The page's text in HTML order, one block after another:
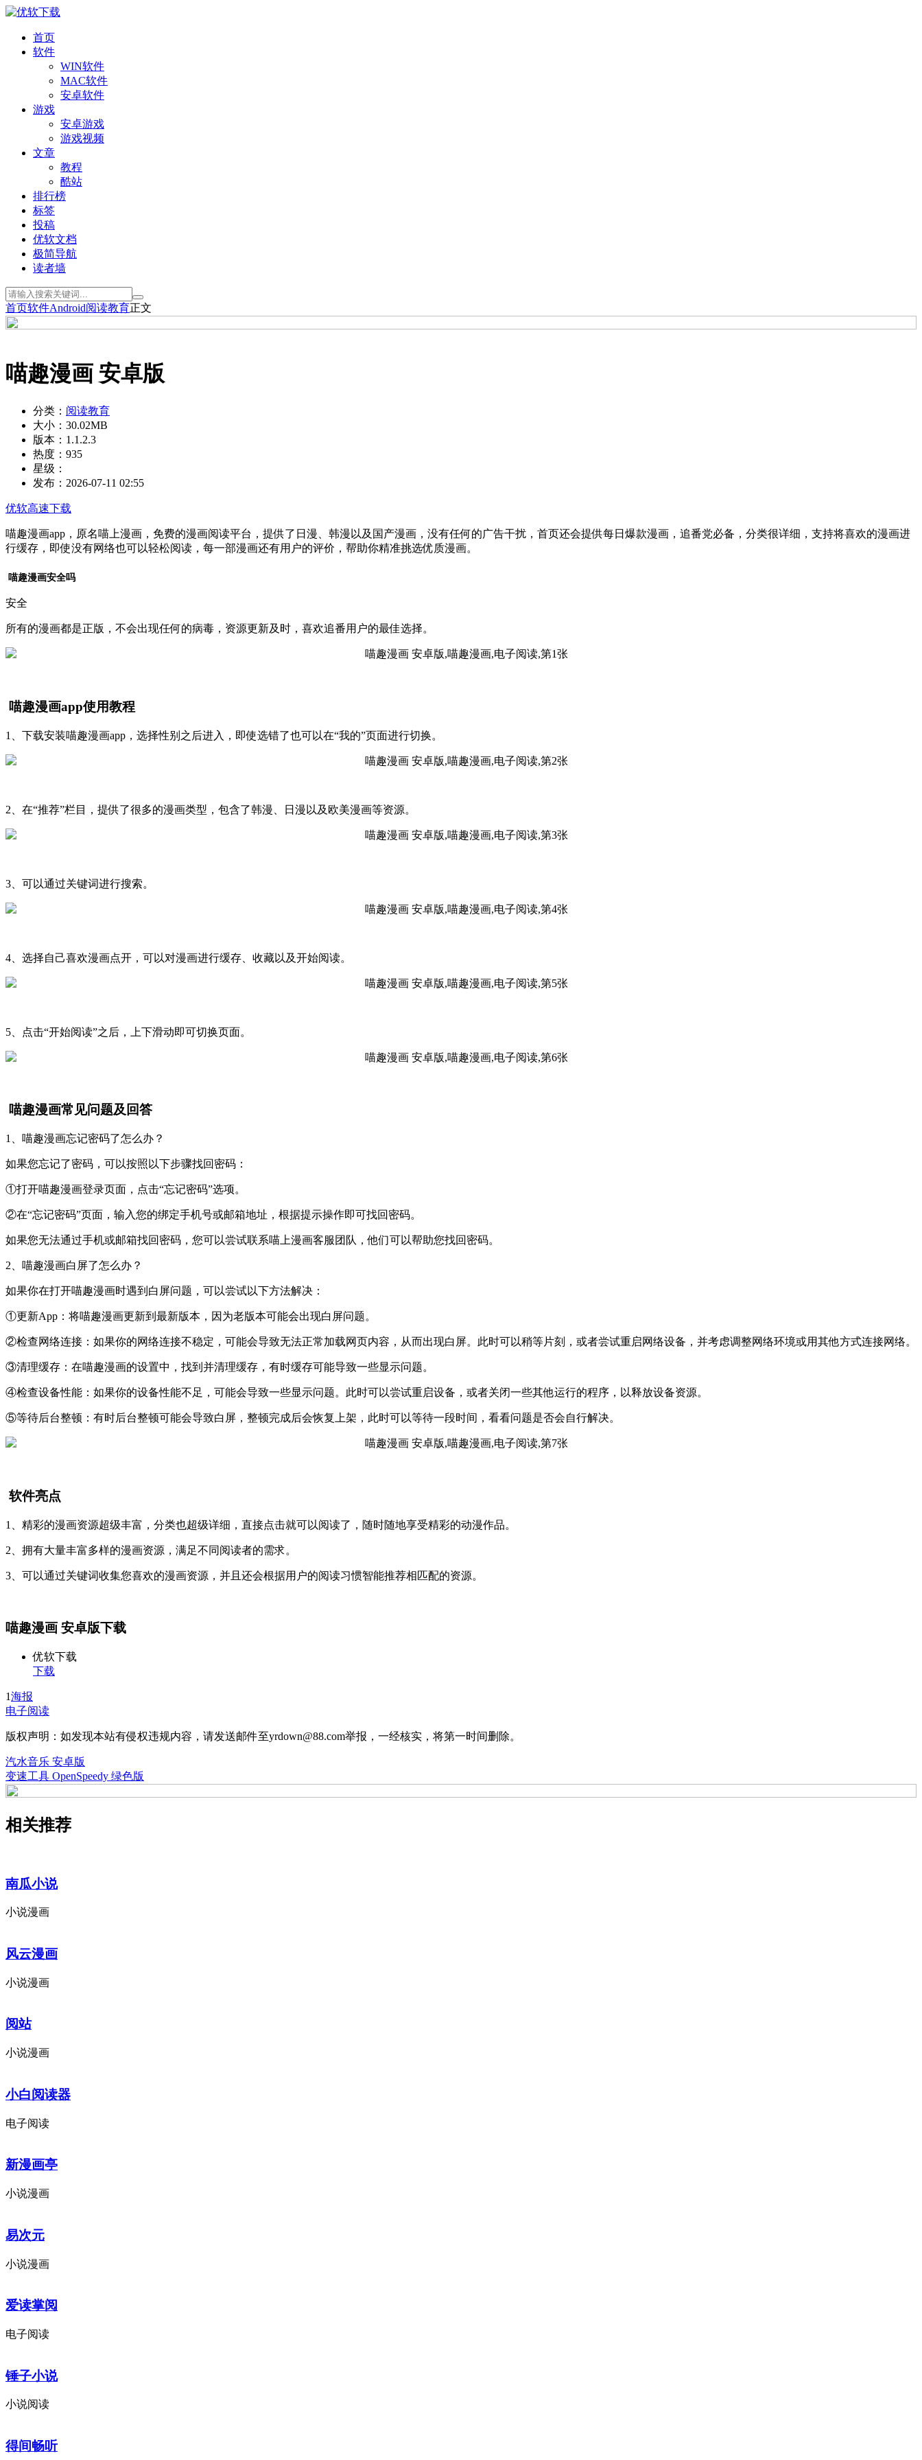
首页
软件
WIN软件
MAC软件
安卓软件
游戏
安卓游戏
游戏视频
文章
教程
酷站
排行榜
标签
投稿
优软文档
极简导航
读者墙
首页软件Android阅读教育正文
喵趣漫画 安卓版
分类： 阅读教育
大小： 30.02MB
版本： 1.1.2.3
热度： 935
星级：
发布： 2026-07-11 02:55
优软高速下载
喵趣漫画app，原名喵上漫画，免费的漫画阅读平台，提供了日漫、韩漫以及国产漫画，没有任何的广告干扰，首页还会提供每日爆款漫画，追番党必备，分类很详细，支持将喜欢的漫画进
行缓存，即使没有网络也可以轻松阅读，每一部漫画还有用户的评价，帮助你精准挑选优质漫画。
喵趣漫画安全吗
安全
所有的漫画都是正版，不会出现任何的病毒，资源更新及时，喜欢追番用户的最佳选择。
喵趣漫画app使用教程
1、下载安装喵趣漫画app，选择性别之后进入，即使选错了也可以在“我的”页面进行切换。
2、在“推荐”栏目，提供了很多的漫画类型，包含了韩漫、日漫以及欧美漫画等资源。
3、可以通过关键词进行搜索。
4、选择自己喜欢漫画点开，可以对漫画进行缓存、收藏以及开始阅读。
5、点击“开始阅读”之后，上下滑动即可切换页面。
喵趣漫画常见问题及回答
1、喵趣漫画忘记密码了怎么办？
如果您忘记了密码，可以按照以下步骤找回密码：
①打开喵趣漫画登录页面，点击“忘记密码”选项。
②在“忘记密码”页面，输入您的绑定手机号或邮箱地址，根据提示操作即可找回密码。
如果您无法通过手机或邮箱找回密码，您可以尝试联系喵上漫画客服团队，他们可以帮助您找回密码。
2、喵趣漫画白屏了怎么办？
如果你在打开喵趣漫画时遇到白屏问题，可以尝试以下方法解决：
①更新App：将喵趣漫画更新到最新版本，因为老版本可能会出现白屏问题。
②检查网络连接：如果你的网络连接不稳定，可能会导致无法正常加载网页内容，从而出现白屏。此时可以稍等片刻，或者尝试重启网络设备，并考虑调整网络环境或用其他方式连接网络。
③清理缓存：在喵趣漫画的设置中，找到并清理缓存，有时缓存可能导致一些显示问题。
④检查设备性能：如果你的设备性能不足，可能会导致一些显示问题。此时可以尝试重启设备，或者关闭一些其他运行的程序，以释放设备资源。
⑤等待后台整顿：有时后台整顿可能会导致白屏，整顿完成后会恢复上架，此时可以等待一段时间，看看问题是否会自行解决。
软件亮点
1、精彩的漫画资源超级丰富，分类也超级详细，直接点击就可以阅读了，随时随地享受精彩的动漫作品。
2、拥有大量丰富多样的漫画资源，满足不同阅读者的需求。
3、可以通过关键词收集您喜欢的漫画资源，并且还会根据用户的阅读习惯智能推荐相匹配的资源。
喵趣漫画 安卓版下载
优软下载
下载
1海报
电子阅读
版权声明：如发现本站有侵权违规内容，请发送邮件至yrdown@88.com举报，一经核实，将第一时间删除。
汽水音乐 安卓版
变速工具 OpenSpeedy 绿色版
相关推荐
南瓜小说
小说漫画
风云漫画
小说漫画
阅站
小说漫画
小白阅读器
电子阅读
新漫画亭
小说漫画
易次元
小说漫画
爱读掌阅
电子阅读
锤子小说
小说阅读
得间畅听